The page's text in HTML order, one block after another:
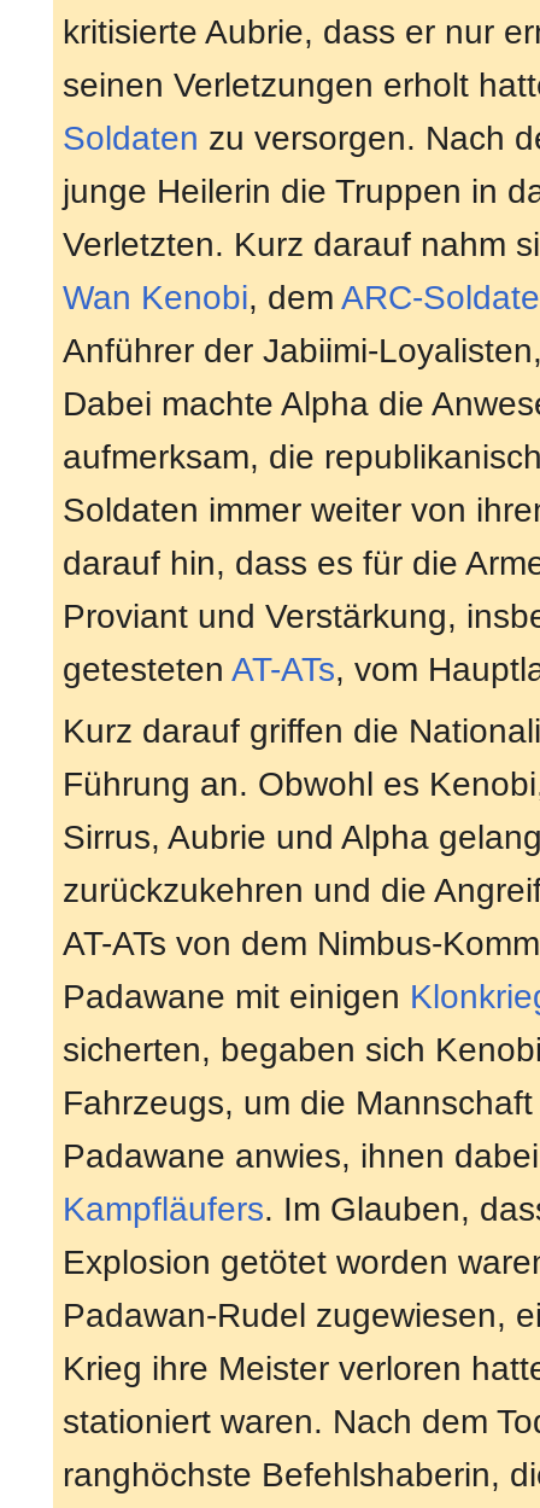
kritisierte Aubrie, dass er nur
seinen Verletzungen erholt
Soldaten zu versorgen. Nach
junge Heilerin die Truppen in
Verletzten. Kurz darauf nahm
Wan Kenobi, dem ARC-
Anführer der Jabiimi-
Dabei machte Alpha die
aufmerksam, die
Soldaten immer weiter von
darauf hin, dass es für die
Proviant und Verstärkung,
getesteten AT-ATs, vom
Kurz darauf griffen die
Führung an. Obwohl es
Sirrus, Aubrie und Alpha
zurückzukehren und die
AT-ATs von dem Nimbus-
Padawane mit einigen
sicherten, begaben sich
Fahrzeugs, um die
Padawane anwies, ihnen
Kampfläufers. Im Glauben,
Explosion getötet worden
Padawan-Rudel zugewiesen,
Krieg ihre Meister verloren
stationiert waren. Nach dem
ranghöchste Befehlshaberin,